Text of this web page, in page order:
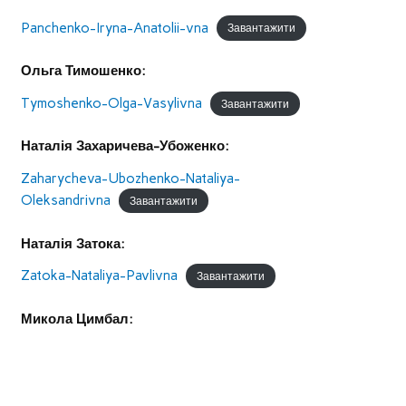
Panchenko-Iryna-Anatolii-vna Завантажити
Ольга Тимошенко:
Tymoshenko-Olga-Vasylivna
Завантажити
Наталія Захаричева-Убоженко:
Zaharycheva-Ubozhenko-Nataliya-
Oleksandrivna
Завантажити
Наталія Затока:
Zatoka-Nataliya-Pavlivna
Завантажити
Микола Цимбал: